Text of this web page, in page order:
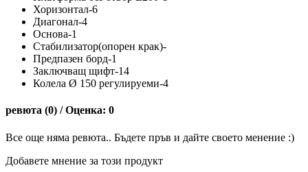
Хоризонтал-6
Диагонал-4
Основа-1
Стабилизатор(опорен крак)-
Предпазен борд-1
Заключващ щифт-14
Колела Ø 150 регулируеми-4
ревюта (0) / Оценка: 0
Все още няма ревюта.. Бъдете пръв и дайте своето менение :)
Добавете мнение за този продукт